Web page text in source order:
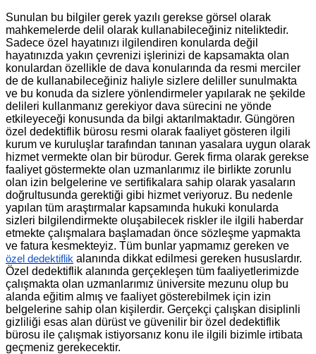
Sunulan bu bilgiler gerek yazılı gerekse görsel olarak
mahkemelerde delil olarak kullanabileceğiniz niteliktedir.
Sadece özel hayatınızı ilgilendiren konularda değil
hayatınızda yakın çevrenizi işlerinizi de kapsamakta olan
konulardan özellikle de dava konularında da resmi merciler
de de kullanabileceğiniz haliyle sizlere deliller sunulmakta
ve bu konuda da sizlere yönlendirmeler yapılarak ne şekilde
delileri kullanmanız gerekiyor dava sürecini ne yönde
etkileyeceği konusunda da bilgi aktarılmaktadır. Güngören
özel dedektiflik bürosu resmi olarak faaliyet gösteren ilgili
kurum ve kuruluşlar tarafından tanınan yasalara uygun olarak
hizmet vermekte olan bir bürodur. Gerek firma olarak gerekse
faaliyet göstermekte olan uzmanlarımız ile birlikte zorunlu
olan izin belgelerine ve sertifikalara sahip olarak yasaların
doğrultusunda gerektiği gibi hizmet veriyoruz. Bu nedenle
yapılan tüm araştırmalar kapsamında hukuki konularda
sizleri bilgilendirmekte oluşabilecek riskler ile ilgili haberdar
etmekte çalışmalara başlamadan önce sözleşme yapmakta
ve fatura kesmekteyiz. Tüm bunlar yapmamız gereken ve
özel dedektiflik alanında dikkat edilmesi gereken hususlardır.
Özel dedektiflik alanında gerçekleşen tüm faaliyetlerimizde
çalışmakta olan uzmanlarımız üniversite mezunu olup bu
alanda eğitim almış ve faaliyet gösterebilmek için izin
belgelerine sahip olan kişilerdir. Gerçekçi çalışkan disiplinli
gizliliği esas alan dürüst ve güvenilir bir özel dedektiflik
bürosu ile çalışmak istiyorsanız konu ile ilgili bizimle irtibata
geçmeniz gerekecektir.